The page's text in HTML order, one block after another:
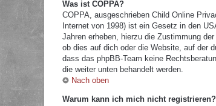
Was ist COPPA?
COPPA, ausgeschrieben Child Online
Internet von 1998) ist ein Gesetz in den
Jahren erheben, hierzu die Zustimmung
ob dies auf dich oder die Website, auf der
dass das phpBB-Team keine
die weiter unten behandelt werden.
Nach oben
Warum kann ich mich nicht registrieren?